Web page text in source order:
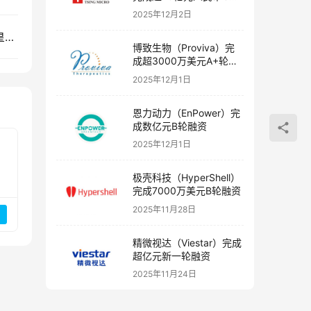
创投快讯 | 恒驭生物、​酷捷科技、普力材料、煲仔皇、绿晶半导体等20家企业获得投资
融资
2025年12月2日
博致生物（Proviva）完
成超3000万美元A+轮融
资
2025年12月1日
恩力动力（EnPower）完
成数亿元B轮融资
2025年12月1日
极壳科技（HyperShell）
完成7000万美元B轮融资
2025年11月28日
精微视达（Viestar）完成
超亿元新一轮融资
2025年11月24日